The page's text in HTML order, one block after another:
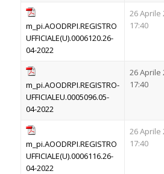
m_pi.AOODRPI.REGISTRO
UFFICIALE(U).0006120.26-
04-2022
26 Aprile
17:40
m_pi.AOODRPI.REGISTRO-
UFFICIALEU.0005096.05-
04-2022
26 Aprile
17:40
m_pi.AOODRPI.REGISTRO
UFFICIALE(U).0006116.26-
04-2022
26 Aprile
17:40